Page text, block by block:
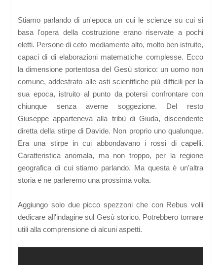
Stiamo parlando di un'epoca un cui le scienze su cui si
basa l'opera della costruzione erano riservate a pochi
eletti. Persone di ceto mediamente alto, molto ben istruite,
capaci di di elaborazioni matematiche complesse. Ecco
la dimensione portentosa del Gesù storico: un uomo non
comune, addestrato alle asti scientifiche più difficili per la
sua epoca, istruito al punto da potersi confrontare con
chiunque senza averne soggezione. Del resto
Giuseppe apparteneva alla tribù di Giuda, discendente
diretta della stirpe di Davide. Non proprio uno qualunque.
Era una stirpe in cui abbondavano i rossi di capelli.
Caratteristica anomala, ma non troppo, per la regione
geografica di cui stiamo parlando. Ma questa è un'altra
storia e ne parleremo una prossima volta.
Aggiungo solo due picco spezzoni che con Rebus volli
dedicare all'indagine sul Gesù storico. Potrebbero tornare
utili alla comprensione di alcuni aspetti.